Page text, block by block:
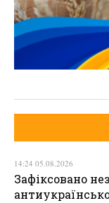
14:24 05.08.2026
Зафіксовано